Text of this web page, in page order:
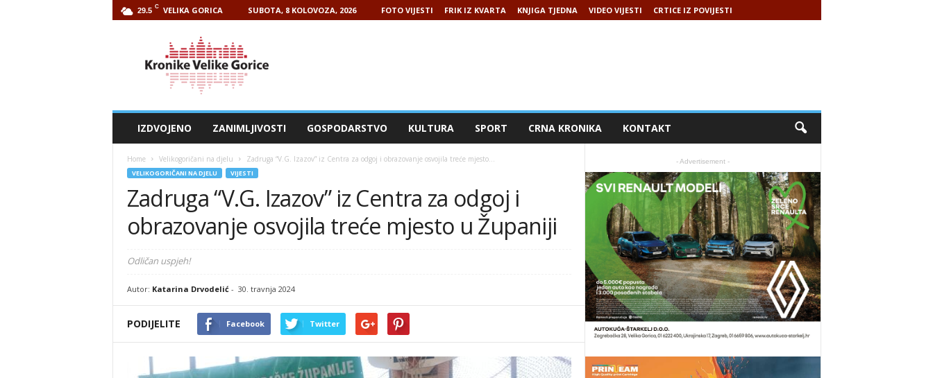
29.5 C VELIKA GORICA SUBOTA, 8 KOLOVOZA, 2026 FOTO VIJESTI FRIK IZ KVARTA KNJIGA TJEDNA VIDEO VIJESTI CRTICE IZ POVIJESTI
IZDVOJENO ZANIMLJIVOSTI GOSPODARSTVO KULTURA SPORT CRNA KRONIKA KONTAKT
Home Velikogoričani na djelu Zadruga “V.G. Izazov” iz Centra za odgoj i obrazovanje osvojila treće mjesto...
VELIKOGORIČANI NA DJELU VIJESTI
Zadruga “V.G. Izazov” iz Centra za odgoj i
obrazovanje osvojila treće mjesto u Županiji
Odličan uspjeh!
Autor: Katarina Drvodelić- 30. travnja 2024
PODIJELITE Facebook Twitter
- Advertisement -